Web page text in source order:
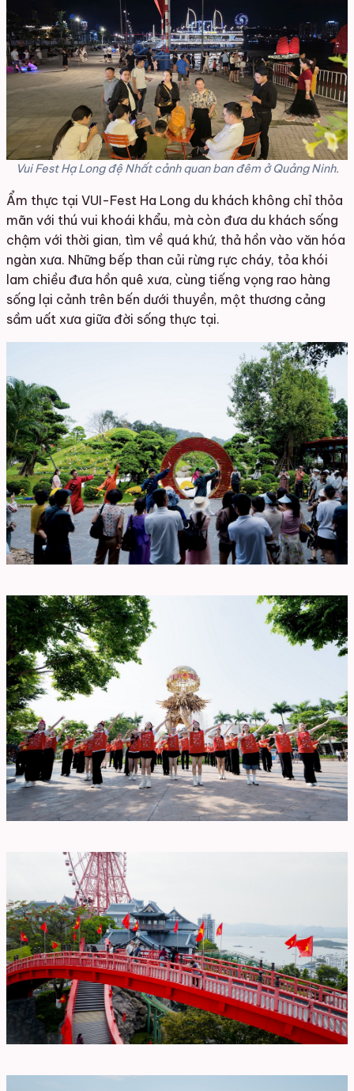
Vui Fest Hạ Long đệ Nhất cảnh quan ban đêm ở Quảng Ninh.
Ẩm thực tại VUI-Fest Ha Long du khách không chỉ thỏa
mãn với thú vui khoái khẩu, mà còn đưa du khách sống
chậm với thời gian, tìm về quá khứ, thả hồn vào văn hóa
ngàn xưa. Những bếp than củi rừng rực cháy, tỏa khói
lam chiều đưa hồn quê xưa, cùng tiếng vọng rao hàng
sống lại cảnh trên bến dưới thuyền, một thương cảng
sầm uất xưa giữa đời sống thực tại.